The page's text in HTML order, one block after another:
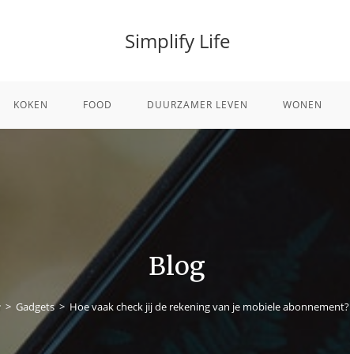
Simplify Life
KOKEN FOOD DUURZAMER LEVEN WONEN
Blog
> Gadgets > Hoe vaak check jij de rekening van je mobiele abonnement?